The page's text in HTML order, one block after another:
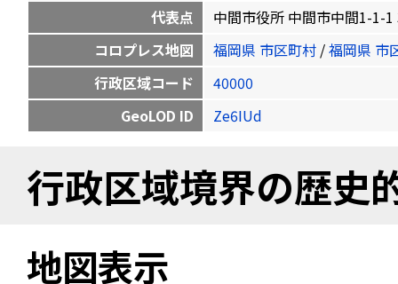
代表点
中間市役所 中間市中間1-1-
コロプレス地図
福岡県 市区町村 /福岡県 市
行政区域コード
40000
GeoLOD ID
Ze6IUd
行政区域境界の歴史
地図表示